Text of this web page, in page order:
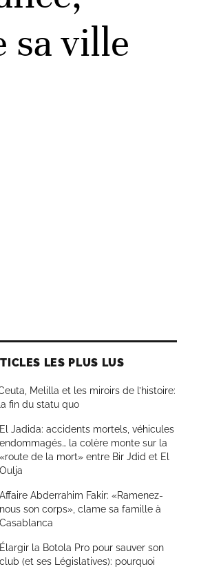
sa ville
LES PLUS LUS
Melilla et les miroirs de l’histoire:
la fin du statu quo
El Jadida: accidents mortels, véhicules
endommagés… la colère monte sur la
«route de la mort» entre Bir Jdid et El
Oulja
Affaire Abderrahim Fakir: «Ramenez-
nous son corps», clame sa famille à
Casablanca
Élargir la Botola Pro pour sauver son
club (et ses Législatives): pourquoi